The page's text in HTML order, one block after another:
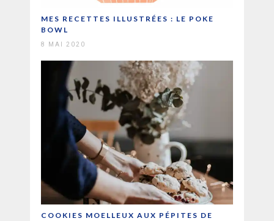
MES RECETTES ILLUSTRÉES : LE POKE
BOWL
8 MAI 2020
COOKIES MOELLEUX AUX PÉPITES DE